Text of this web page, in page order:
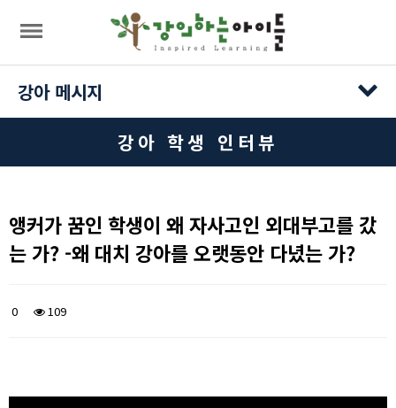
강아 메시지
강아 학생 인터뷰
앵커가 꿈인 학생이 왜 자사고인 외대부고를 갔
는 가? -왜 대치 강아를 오랫동안 다녔는 가?
0 109